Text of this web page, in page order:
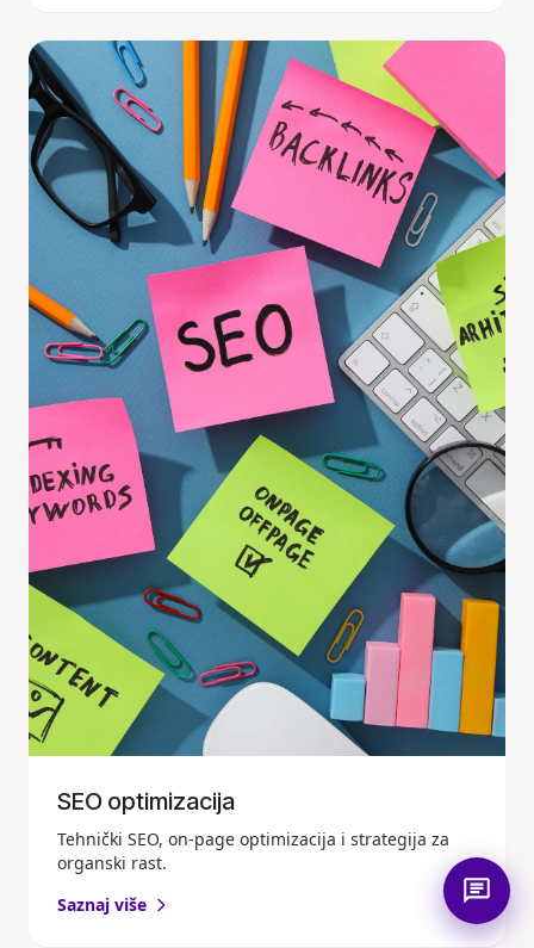
SEO optimizacija
Tehnički SEO, on-page optimizacija i strategija za
organski rast.
Saznaj više